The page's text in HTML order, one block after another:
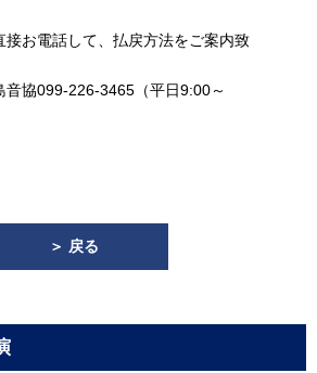
接お電話して、払戻方法をご案内致
音協099-226-3465（平日9:00～
＞ 戻る